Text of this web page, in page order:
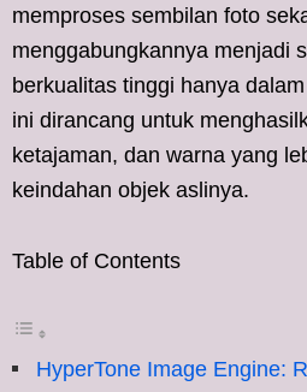
memproses sembilan foto
menggabungkannya menjadi
berkualitas tinggi hanya
ini dirancang untuk
ketajaman, dan warna yang
keindahan objek aslinya.
Table of Contents
HyperTone Image Engine: